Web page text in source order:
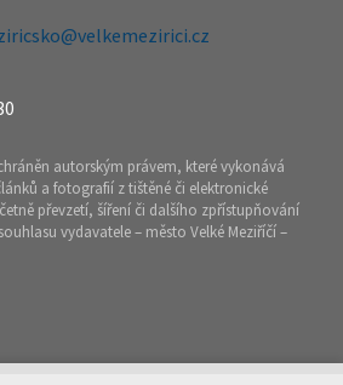
autorským právem, které vykonává
a fotografií z tištěné či elektronické
převzetí, šíření či dalšího zpřístupňování
vydavatele – město Velké Meziříčí –